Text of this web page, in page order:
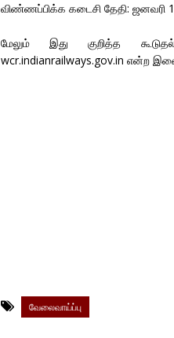
விண்ணப்பிக்க கடைசி தேதி: ஜனவரி
மேலும் இது குறித்த
wcr.indianrailways.gov.in என்ற
வேலைவாய்ப்பு